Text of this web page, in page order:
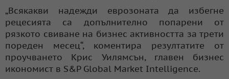
„Всякакви надежди еврозоната да избегне
рецесията са допълнително попарени от
рязкото свиване на бизнес активността за трети
пореден месец“, коментира резултатите от
проучването Крис Уилямсън, главен бизнес
икономист в S&P Global Market Intelligence.